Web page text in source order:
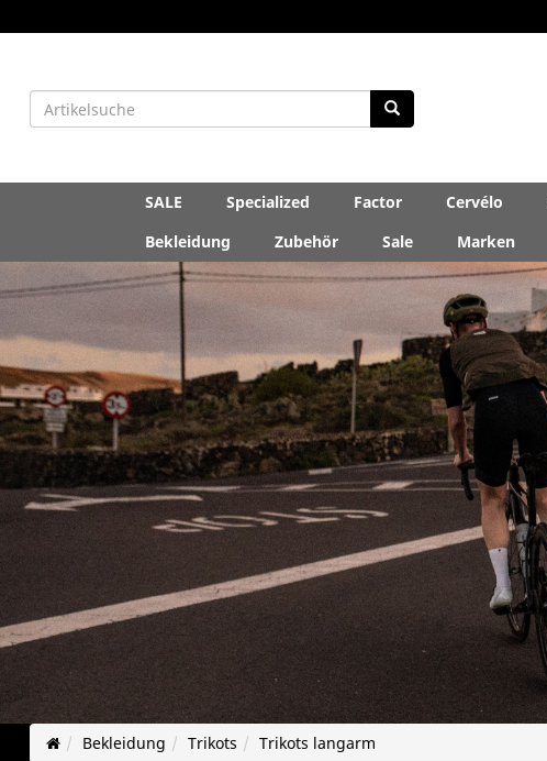
SALE Specialized Factor Cervélo
Bekleidung
Zubehör Sale Marken
Bekleidung Trikots Trikots langarm